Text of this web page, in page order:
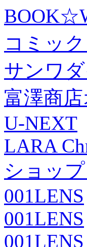
コミッ
サンワ
富澤商
U-NEXT
LARA
ショッ
001LENS
001LENS
001LENS